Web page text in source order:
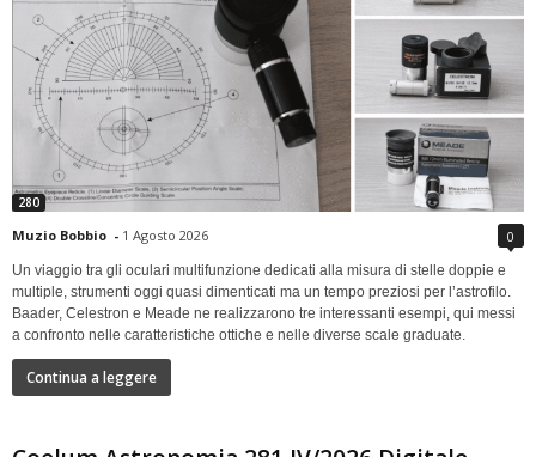
280
Muzio Bobbio - 1 Agosto 2026 0
Un viaggio tra gli oculari multifunzione dedicati alla misura di stelle doppie e
multiple, strumenti oggi quasi dimenticati ma un tempo preziosi per l’astrofilo.
Baader, Celestron e Meade ne realizzarono tre interessanti esempi, qui messi
a confronto nelle caratteristiche ottiche e nelle diverse scale graduate.
Continua a leggere